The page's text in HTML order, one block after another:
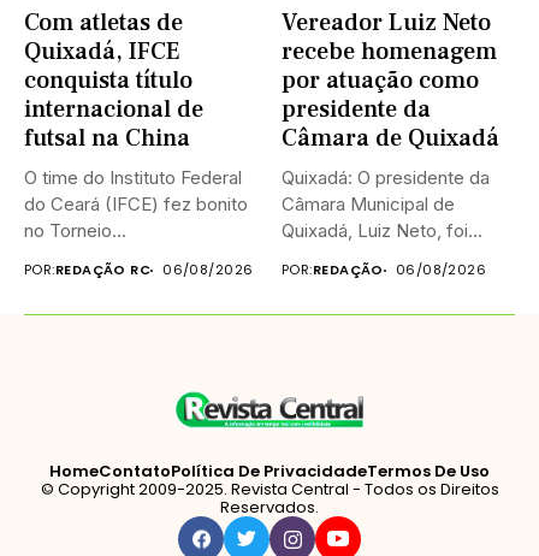
Com atletas de
Quixadá, IFCE
conquista título
internacional de
futsal na China
O time do Instituto Federal
do Ceará (IFCE) fez bonito
no Torneio...
POR:REDAÇÃO RC 06/08/2026
Vereador Luiz Neto
recebe homenagem
por atuação como
presidente da
Câmara de Quixadá
Quixadá: O presidente da
Câmara Municipal de
Quixadá, Luiz Neto, foi
homenageado na...
POR:REDAÇÃO 06/08/2026
HomeContatoPolítica De PrivacidadeTermos De Uso
© Copyright 2009-2025. Revista Central - Todos os Direitos
Reservados.